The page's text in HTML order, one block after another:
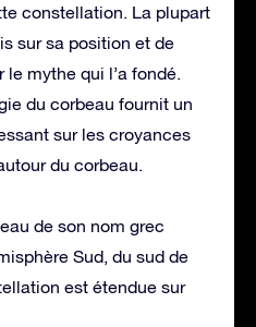
constellation. La plupart
sur sa position et de
mythe qui l’a fondé.
du corbeau fournit un
sur les croyances
du corbeau.
de son nom grec
Sud, du sud de
est étendue sur